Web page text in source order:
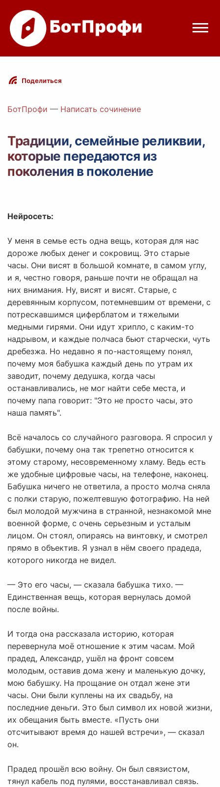
Режимы бота
Цены
Вход с Telegram
Поделиться
БотПрофи — Написать сочинение
Традиции, семейные реликвии,
которые передаются из
поколения в поколение
Нейросеть:
У меня в семье есть одна вещь, которая для нас
дороже любых денег и сокровищ. Это старые
часы. Они висят в большой комнате, в самом углу,
и я, честно говоря, раньше почти не обращал на
них внимания. Ну, висят и висят. Старые, с
деревянным корпусом, потемневшим от времени, с
потрескавшимся циферблатом и тяжелыми
медными гирями. Они идут хрипло, с каким-то
надрывом, и каждые полчаса бьют старчески, чуть
дребезжа. Но недавно я по-настоящему понял,
почему моя бабушка каждый день по утрам их
заводит, почему дедушка, когда часы
останавливались, не мог найти себе места, и
почему папа говорит: "Это не просто часы, это
наша память".
Всё началось со случайного разговора. Я спросил у
бабушки, почему она так трепетно относится к
этому старому, несовременному хламу. Ведь есть
же удобные цифровые часы, на телефоне, наконец.
Бабушка ничего не ответила, а просто молча сняла
с полки старую, пожелтевшую фотографию. На ней
был молодой мужчина в странной, незнакомой мне
военной форме, с очень серьезным и усталым
лицом. Он стоял, опираясь на винтовку, и смотрел
прямо в объектив. Я узнал в нём своего прадеда,
которого никогда не видел.
— Это его часы, — сказала бабушка тихо. —
Единственная вещь, которая вернулась домой
после войны.
И тогда она рассказала историю, которая
перевернула моё отношение к этим часам. Мой
прадед, Александр, ушёл на фронт совсем
молодым, оставив дома жену и маленькую дочку,
мою бабушку. На прощание он отдал жене эти
часы. Они были куплены на их свадьбу, на
последние деньги. Это был символ их новой жизни,
их обещания быть вместе. «Пусть они
отсчитывают время до нашей встречи», — сказал
он.
Прадед прошёл всю войну. Он был связистом,
тянул кабель под пулями, восстанавливал связь.